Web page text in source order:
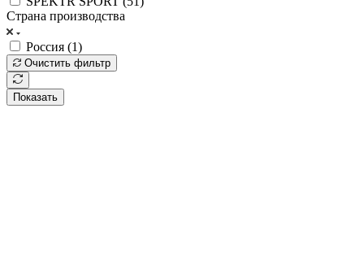
Страна производства
Россия (1)
Очистить фильтр
Показать